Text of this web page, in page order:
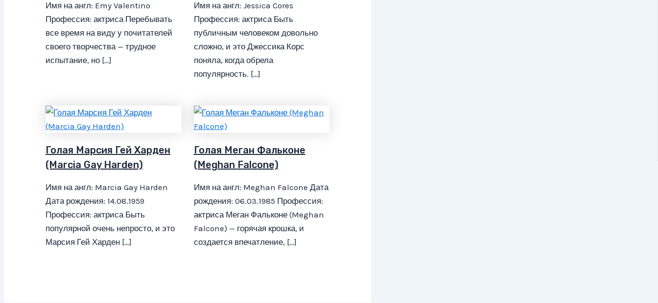
Имя на англ: Emy Valentino
Профессия: актриса Перебывать
все время на виду у почитателей
своего творчества — трудное
испытание, но […]
Имя на англ: Jessica Cores
Профессия: актриса Быть
публичным человеком довольно
сложно, и это Джессика Корс
поняла, когда обрела
популярность. […]
Голая Марсия Гей Харден
(Marcia Gay Harden)
Имя на англ: Marcia Gay Harden
Дата рождения: 14.08.1959
Профессия: актриса Быть
популярной очень непросто, и это
Марсия Гей Харден […]
Голая Меган Фальконе
(Meghan Falcone)
Имя на англ: Meghan Falcone Дата
рождения: 06.03.1985 Профессия:
актриса Меган Фальконе (Meghan
Falcone) — горячая крошка, и
создается впечатление, […]